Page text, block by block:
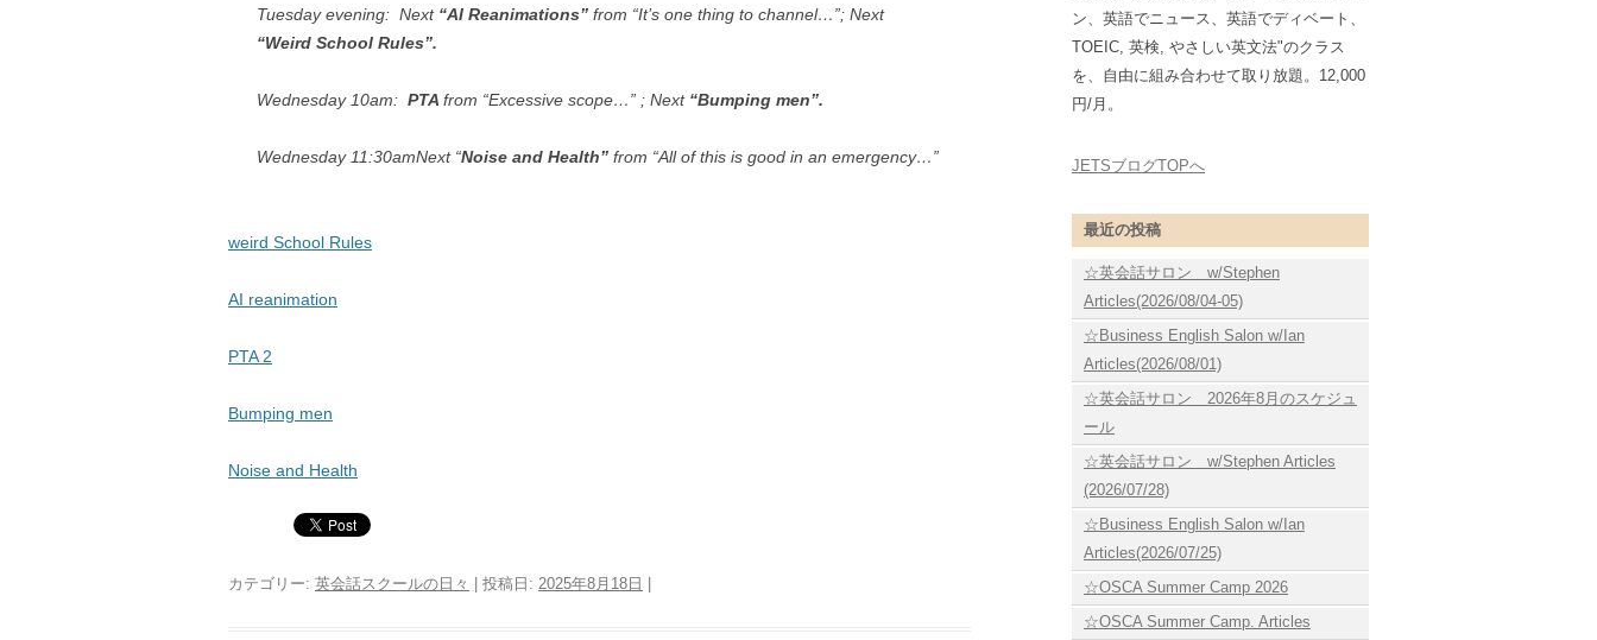
Tuesday evening: Next “AI Reanimations” from “It’s one thing to channel…”; Next
“Weird School Rules”.
Wednesday 10am: PTA from “Excessive scope…” ; Next “Bumping men”.
Wednesday 11:30amNext “Noise and Health” from “All of this is good in an emergency…”
weird School Rules
AI reanimation
PTA 2
Bumping men
Noise and Health
カテゴリー: 英会話スクールの日々 | 投稿日: 2025年8月18日
ン、英語でニュース、英語でディベート、
TOEIC, 英検, やさしい英文法"のクラス
を、自由に組み合わせて取り放題。12,000
円/月。
JETSブログTOPへ
最近の投稿
☆英会話サロン w/Stephen
Articles(2026/08/04-05)
☆Business English Salon w/Ian
Articles(2026/08/01)
☆英会話サロン 2026年8月のスケジュ
ール
☆英会話サロン w/Stephen Articles
(2026/07/28)
☆Business English Salon w/Ian
Articles(2026/07/25)
☆OSCA Summer Camp 2026
☆OSCA Summer Camp. Articles